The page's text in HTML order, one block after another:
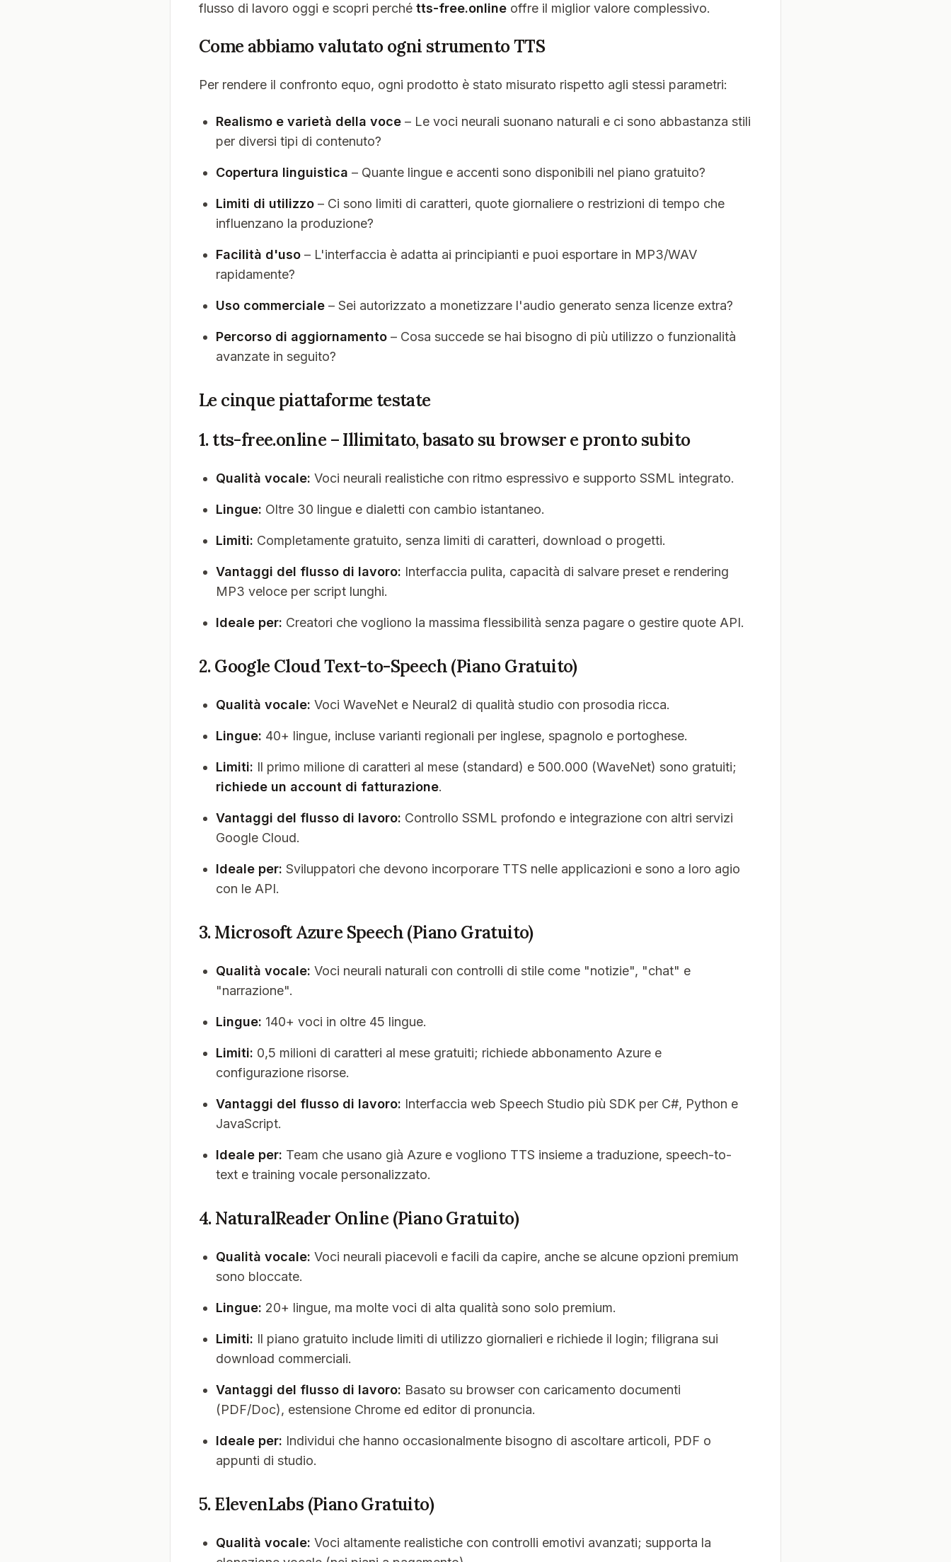
flusso di lavoro oggi e scopri perché tts-free.online offre il miglior valore complessivo.
Come abbiamo valutato ogni strumento TTS
Per rendere il confronto equo, ogni prodotto è stato misurato rispetto agli stessi parametri:
Realismo e varietà della voce – Le voci neurali suonano naturali e ci sono abbastanza stili
per diversi tipi di contenuto?
Copertura linguistica – Quante lingue e accenti sono disponibili nel piano gratuito?
Limiti di utilizzo – Ci sono limiti di caratteri, quote giornaliere o restrizioni di tempo che
influenzano la produzione?
Facilità d'uso – L'interfaccia è adatta ai principianti e puoi esportare in MP3/WAV
rapidamente?
Uso commerciale – Sei autorizzato a monetizzare l'audio generato senza licenze extra?
Percorso di aggiornamento – Cosa succede se hai bisogno di più utilizzo o funzionalità
avanzate in seguito?
Le cinque piattaforme testate
1. tts-free.online – Illimitato, basato su browser e pronto subito
Qualità vocale: Voci neurali realistiche con ritmo espressivo e supporto SSML integrato.
Lingue: Oltre 30 lingue e dialetti con cambio istantaneo.
Limiti: Completamente gratuito, senza limiti di caratteri, download o progetti.
Vantaggi del flusso di lavoro: Interfaccia pulita, capacità di salvare preset e rendering
MP3 veloce per script lunghi.
Ideale per: Creatori che vogliono la massima flessibilità senza pagare o gestire quote API.
2. Google Cloud Text-to-Speech (Piano Gratuito)
Qualità vocale: Voci WaveNet e Neural2 di qualità studio con prosodia ricca.
Lingue: 40+ lingue, incluse varianti regionali per inglese, spagnolo e portoghese.
Limiti: Il primo milione di caratteri al mese (standard) e 500.000 (WaveNet) sono gratuiti;
richiede un account di fatturazione.
Vantaggi del flusso di lavoro: Controllo SSML profondo e integrazione con altri servizi
Google Cloud.
Ideale per: Sviluppatori che devono incorporare TTS nelle applicazioni e sono a loro agio
con le API.
3. Microsoft Azure Speech (Piano Gratuito)
Qualità vocale: Voci neurali naturali con controlli di stile come "notizie", "chat" e
"narrazione".
Lingue: 140+ voci in oltre 45 lingue.
Limiti: 0,5 milioni di caratteri al mese gratuiti; richiede abbonamento Azure e
configurazione risorse.
Vantaggi del flusso di lavoro: Interfaccia web Speech Studio più SDK per C#, Python e
JavaScript.
Ideale per: Team che usano già Azure e vogliono TTS insieme a traduzione, speech-to-
text e training vocale personalizzato.
4. NaturalReader Online (Piano Gratuito)
Qualità vocale: Voci neurali piacevoli e facili da capire, anche se alcune opzioni premium
sono bloccate.
Lingue: 20+ lingue, ma molte voci di alta qualità sono solo premium.
Limiti: Il piano gratuito include limiti di utilizzo giornalieri e richiede il login; filigrana sui
download commerciali.
Vantaggi del flusso di lavoro: Basato su browser con caricamento documenti
(PDF/Doc), estensione Chrome ed editor di pronuncia.
Ideale per: Individui che hanno occasionalmente bisogno di ascoltare articoli, PDF o
appunti di studio.
5. ElevenLabs (Piano Gratuito)
Qualità vocale: Voci altamente realistiche con controlli emotivi avanzati; supporta la